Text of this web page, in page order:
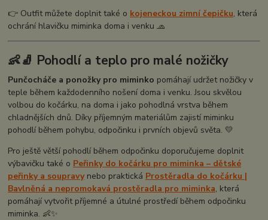
👉 Outfit můžete doplnit také o kojeneckou zimní čepičku, která
ochrání hlavičku miminka doma i venku 🧢
👶🧦 Pohodlí a teplo pro malé nožičky
Punčocháče a ponožky pro miminko pomáhají udržet nožičky v
teple během každodenního nošení doma i venku. Jsou skvělou
volbou do kočárku, na doma i jako pohodlná vrstva během
chladnějších dnů. Díky příjemným materiálům zajistí miminku
pohodlí během pohybu, odpočinku i prvních objevů světa. 💛
Pro ještě větší pohodlí během odpočinku doporučujeme doplnit
výbavičku také o Peřinky do kočárku pro miminka – dětské
peřinky a soupravynebo praktická Prostěradla do kočárku |
Bavlněná a nepromokavá prostěradla pro miminka, která
pomáhají vytvořit příjemné a útulné prostředí během odpočinku
miminka. 👶✨